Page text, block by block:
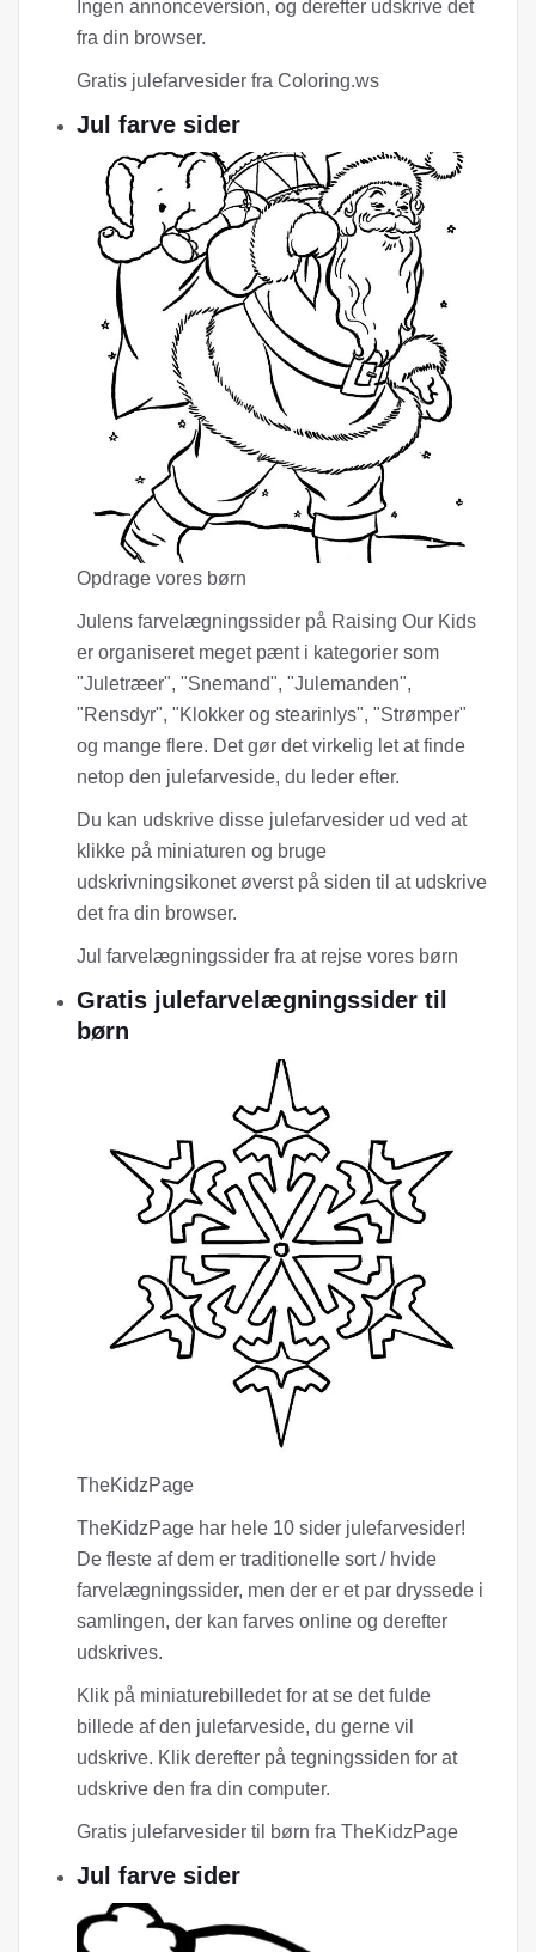
Ingen annonceversion, og derefter udskrive det
fra din browser.
Gratis julefarvesider fra Coloring.ws
Jul farve sider
Opdrage vores børn
Julens farvelægningssider på Raising Our Kids
er organiseret meget pænt i kategorier som
"Juletræer", "Snemand", "Julemanden",
"Rensdyr", "Klokker og stearinlys", "Strømper"
og mange flere. Det gør det virkelig let at finde
netop den julefarveside, du leder efter.
Du kan udskrive disse julefarvesider ud ved at
klikke på miniaturen og bruge
udskrivningsikonet øverst på siden til at udskrive
det fra din browser.
Jul farvelægningssider fra at rejse vores børn
Gratis julefarvelægningssider til
børn
TheKidzPage
TheKidzPage har hele 10 sider julefarvesider!
De fleste af dem er traditionelle sort / hvide
farvelægningssider, men der er et par dryssede i
samlingen, der kan farves online og derefter
udskrives.
Klik på miniaturebilledet for at se det fulde
billede af den julefarveside, du gerne vil
udskrive. Klik derefter på tegningssiden for at
udskrive den fra din computer.
Gratis julefarvesider til børn fra TheKidzPage
Jul farve sider